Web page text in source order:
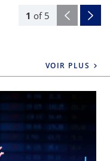
1 of 5
VOIR PLUS